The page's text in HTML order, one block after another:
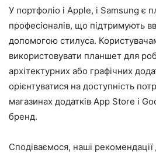
У портфоліо і Apple, і Samsung є
професіоналів, що підтримують
допомогою стилуса.
використовувати планшет для
архітектурних або графічних
орієнтуватися на доступність
магазинах додатків App Store і
бренд.
Сподіваємося, наші